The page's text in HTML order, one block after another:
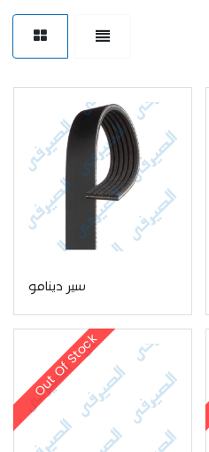
سير دينامو
Out Of Stock